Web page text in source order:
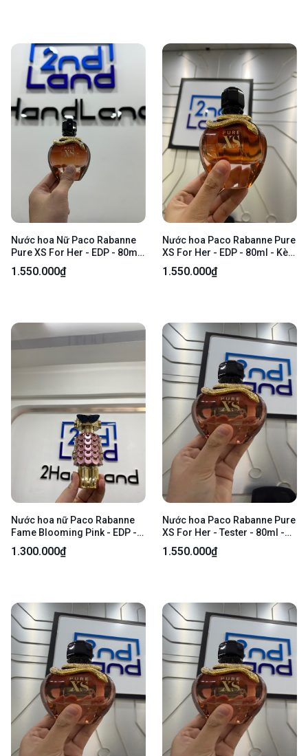
Nước hoa Nữ Paco Rabanne
Pure XS For Her - EDP - 80ml
- Bản tester - Kèm box
1.550.000₫
Nước hoa Paco Rabanne Pure
XS For Her - EDP - 80ml - Kèm
Box
1.550.000₫
Nước hoa nữ Paco Rabanne
Fame Blooming Pink - EDP -
75/80ml - Body
1.300.000₫
Nước hoa Paco Rabanne Pure
XS For Her - Tester - 80ml -
Kèm Box
1.550.000₫